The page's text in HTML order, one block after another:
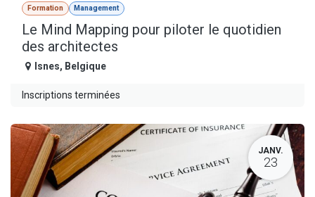
Formation Management
Le Mind Mapping pour piloter le quotidien
des architectes
Isnes, Belgique
Inscriptions terminées
JANV.
23